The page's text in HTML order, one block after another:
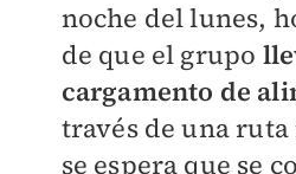
noche del lunes,
de que el grupo
cargamento de
través de una
se espera que se